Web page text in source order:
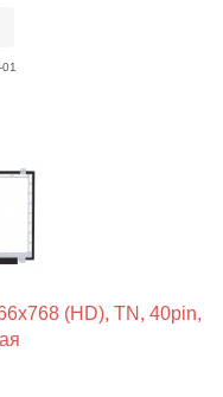
(HD), TN, 40pin,